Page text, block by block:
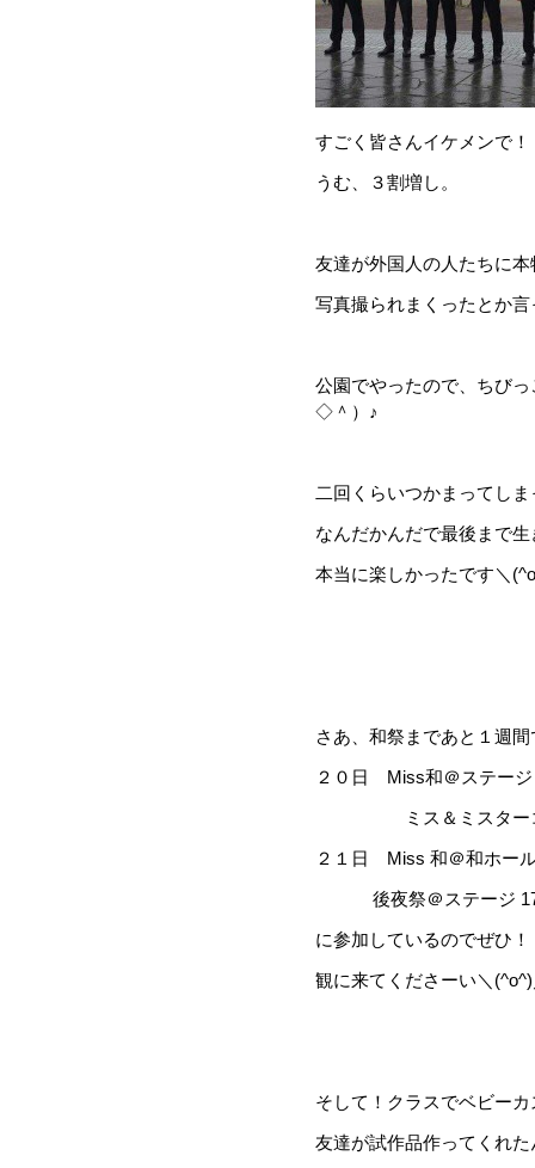
すごく皆さんイケメンで！
うむ、３割増し。
友達が外国人の人たちに
写真撮られまくったとか
公園でやったので、ちび
◇＾）♪
二回くらいつかまってし
なんだかんだで最後まで
本当に楽しかったです＼
さあ、和祭まであと１週
２０日 Miss和＠ステー
ミス＆ミスターコラ
２１日 Miss 和＠和ホー
後夜祭＠ステージ
に参加しているのでぜひ！
観に来てくださーい＼
そして！クラスでベビー
友達が試作品作ってくれ